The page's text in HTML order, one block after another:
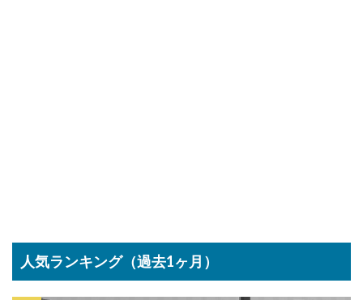
人気ランキング（過去1ヶ月）